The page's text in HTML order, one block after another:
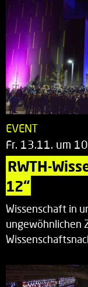
EVENT
Fr. 13.11. um
RWTH-
12“
Wissenschaft in
ungewöhnlichen